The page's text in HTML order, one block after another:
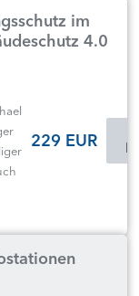
im
4.0
229 EUR